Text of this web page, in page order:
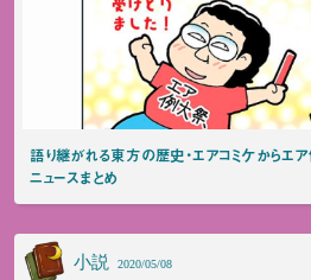
語り継がれる東方の歴史・エアコミケから
ニュースまとめ
小説 2020/05/08